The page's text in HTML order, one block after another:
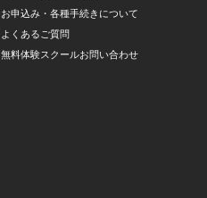
お申込み・各種手続きについて
よくあるご質問
無料体験スクールお問い合わせ